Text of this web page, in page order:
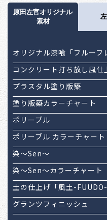
原田左官オリジナル
素材
オリジナル漆喰「フルーフ
コンクリート打ち放し風仕
プラスタル塗り版築
塗り版築カラーチャート
ポリーブル
ポリーブル カラーチャート
染～Sen～
染～Sen～カラーチャート
土の仕上げ「風土-FUUDO-
グランツフィニッシュ